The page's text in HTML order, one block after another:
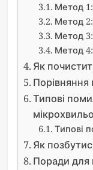
Метод
Метод
Метод
Метод
Як
Типові
Типові
Як
Поради для